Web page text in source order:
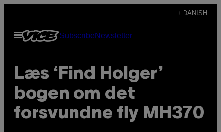
indhold
+ DANISH
Åbn
Menu
SubscribeNewsletter
Læs ‘Find Holger’
bogen om det
forsvundne fly MH370